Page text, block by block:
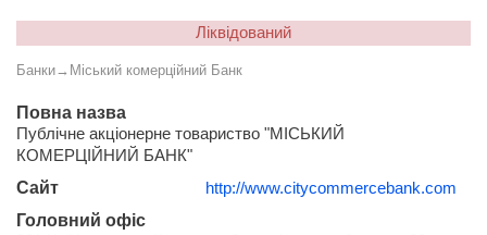
Ліквідований
Банки→ Міський комерційний Банк
Повна назва
Публічне акціонерне товариство "МІСЬКИЙ
КОМЕРЦІЙНИЙ БАНК"
Сайт
http://www.citycommercebank.com
Головний офіс